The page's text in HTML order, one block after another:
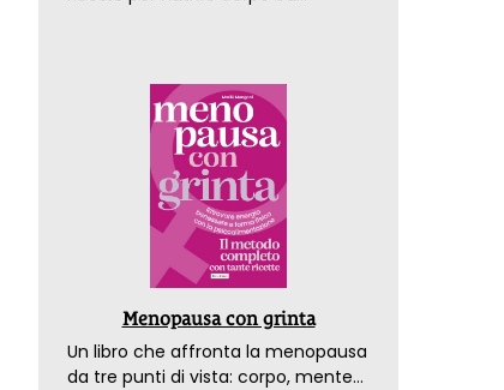
Menopausa con grinta
Un libro che affronta la menopausa
da tre punti di vista: corpo, mente